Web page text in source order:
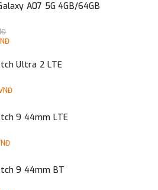
A07 5G 4GB/64GB
Ultra 2 LTE
9 44mm LTE
9 44mm BT